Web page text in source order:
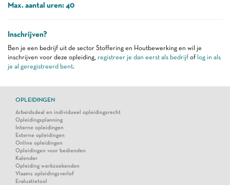
Max. aantal uren: 40
Inschrijven?
Ben je een bedrijf uit de sector Stoffering en Houtbewerking en wil je
inschrijven voor deze opleiding, registreer je dan eerst als bedrijf of log in als
je al geregistreerd bent.
OPLEIDINGEN
Arbeidsdeal en individueel opleidingsrecht
Opleidingsplanning
Interne opleidingen
Externe opleidingen
Online opleidingen
Opleidingen voor bedienden
Kalender
Opleiding werkzoekenden
Vlaams opleidingsverlof
Evaluatietool